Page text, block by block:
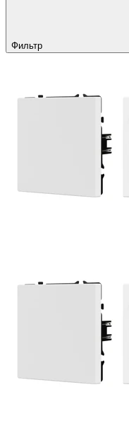
Фильтр